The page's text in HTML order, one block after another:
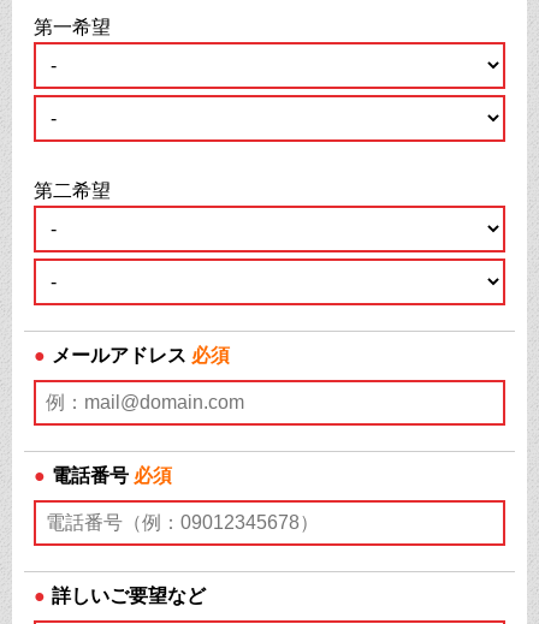
第一希望
第二希望
● メールアドレス 必須
● 電話番号 必須
● 詳しいご要望など